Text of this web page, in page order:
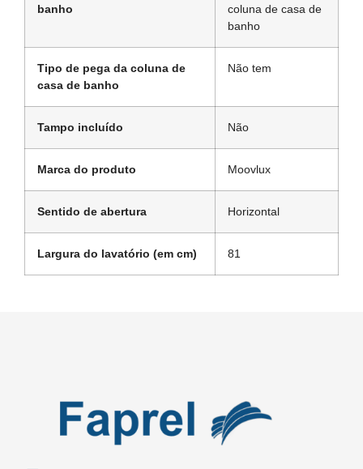
banho
coluna de casa de
banho
Tipo de pega da coluna de
casa de banho
Não tem
Tampo incluído Não
Marca do produto Moovlux
Sentido de abertura Horizontal
Largura do lavatório (em cm) 81